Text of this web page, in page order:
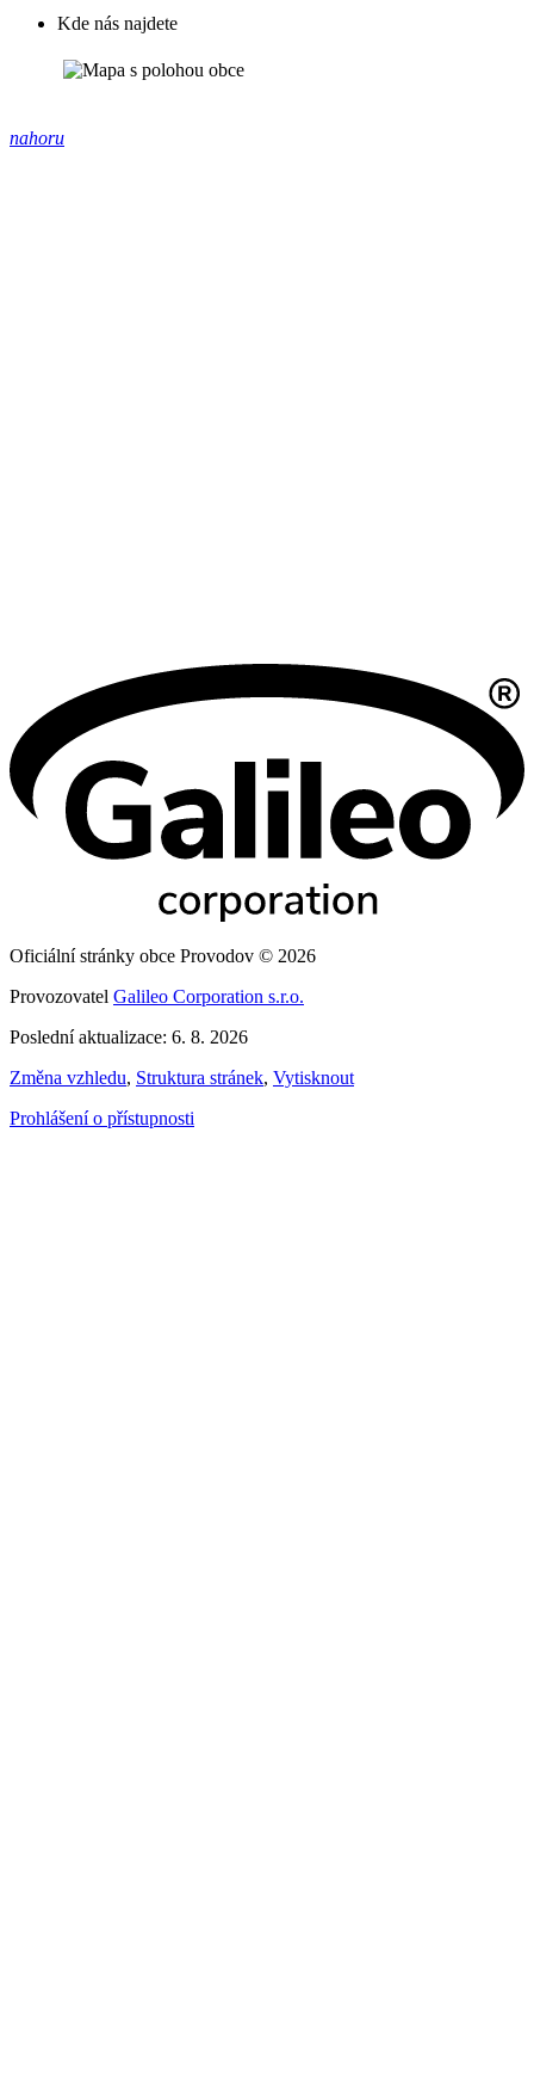
Kde nás najdete
nahoru
Oficiální stránky obce Provodov © 2026
Provozovatel Galileo Corporation s.r.o.
Poslední aktualizace: 6. 8. 2026
Změna vzhledu, Struktura stránek, Vytisknout
Prohlášení o přístupnosti